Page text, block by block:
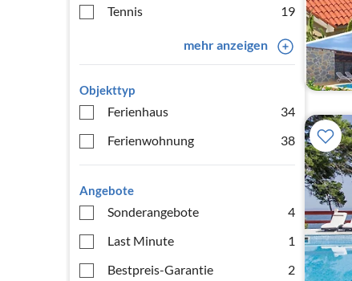
Tennis
19
mehr anzeigen
Objekttyp
Ferienhaus
34
Ferienwohnung
38
Angebote
Sonderangebote
4
Last Minute
1
Bestpreis-Garantie
2